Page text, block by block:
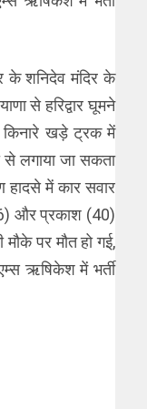
के शनिदेव मंदिर के
से हरिद्वार घूमने
खड़े ट्रक में
से लगाया जा सकता
में कार सवार
और प्रकाश (40)
मौके पर मौत हो गई,
ऋषिकेश में भर्ती